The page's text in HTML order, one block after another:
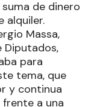
de dinero
alquiler.
Massa,
Diputados,
para
tema, que
y continua
a una